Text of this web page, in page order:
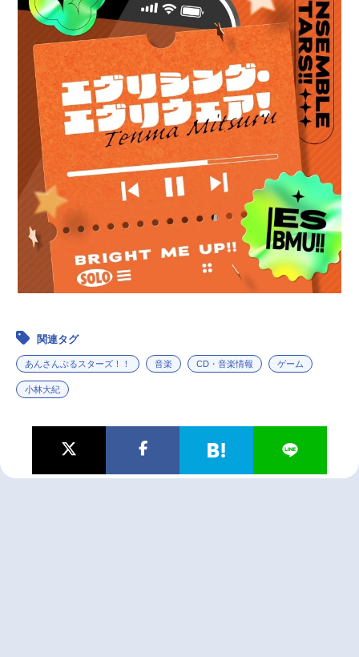
関連タグ
あんさんぶるスターズ！！ 音楽 CD・音楽情報 ゲーム
小林大紀